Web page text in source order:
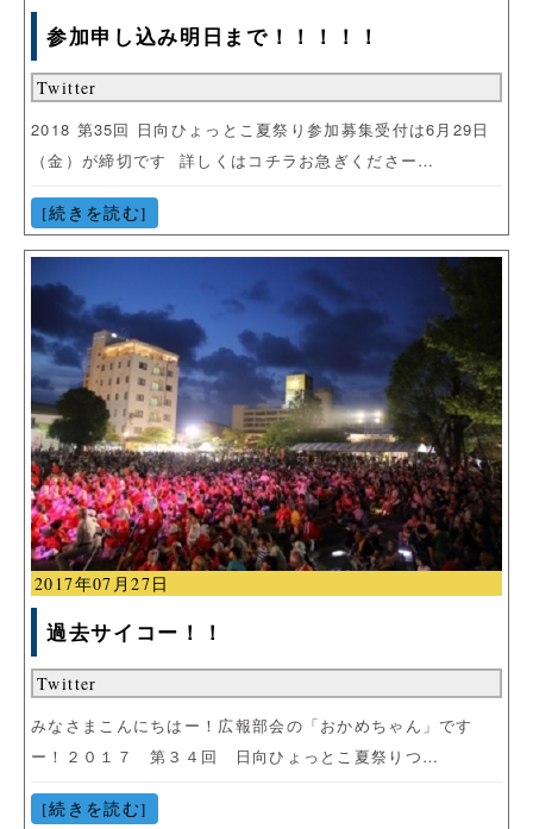
参加申し込み明日まで！！！！！
Twitter
2018 第35回 日向ひょっとこ夏祭り参加募集受付は6月29日
（金）が締切です 詳しくはコチラお急ぎくださー…
[続きを読む]
2017年07月27日
過去サイコー！！
Twitter
みなさまこんにちはー！広報部会の「おかめちゃん」です
ー！２０１７ 第３４回 日向ひょっとこ夏祭りつ…
[続きを読む]